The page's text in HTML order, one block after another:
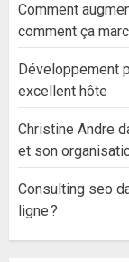
Comment
comment ça
Développement
excellent hôte
Christine Andre
et son
Consulting seo
ligne ?